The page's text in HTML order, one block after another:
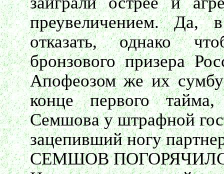
преувеличением. Да,
отказать, однако
бронзового призера
Апофеозом же их
конце первого
Семшова у штрафной
зацепивший ногу
СЕМШОВ